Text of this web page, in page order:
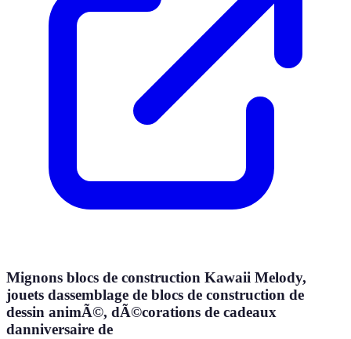
Mignons blocs de construction Kawaii Melody,
jouets dassemblage de blocs de construction de
dessin animÃ©, dÃ©corations de cadeaux
danniversaire de